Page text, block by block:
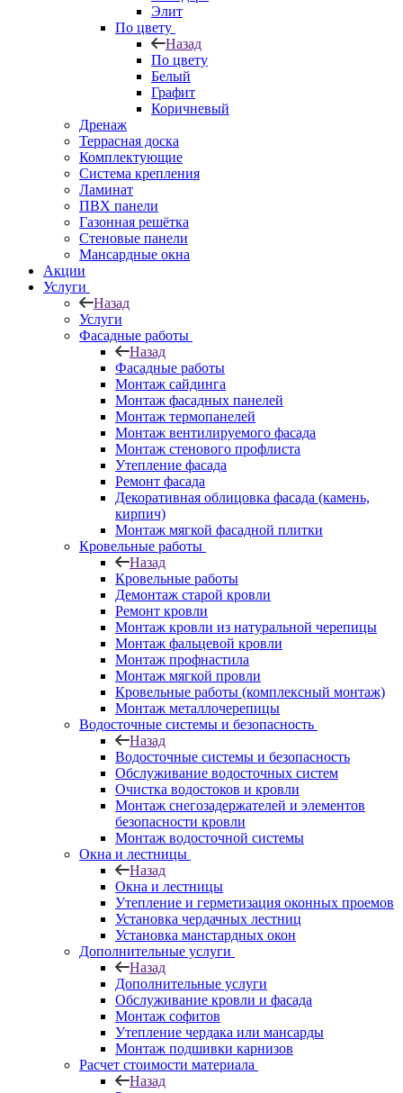
Элит
По цвету
Назад
По цвету
Белый
Графит
Коричневый
Дренаж
Террасная доска
Комплектующие
Система крепления
Ламинат
ПВХ панели
Газонная решётка
Стеновые панели
Мансардные окна
Акции
Услуги
Назад
Услуги
Фасадные работы
Назад
Фасадные работы
Монтаж сайдинга
Монтаж фасадных панелей
Монтаж термопанелей
Монтаж вентилируемого фасада
Монтаж стенового профлиста
Утепление фасада
Ремонт фасада
Декоративная облицовка фасада (камень,
кирпич)
Монтаж мягкой фасадной плитки
Кровельные работы
Назад
Кровельные работы
Демонтаж старой кровли
Ремонт кровли
Монтаж кровли из натуральной черепицы
Монтаж фальцевой кровли
Монтаж профнастила
Монтаж мягкой провли
Кровельные работы (комплексный монтаж)
Монтаж металлочерепицы
Водосточные системы и безопасность
Назад
Водосточные системы и безопасность
Обслуживание водосточных систем
Очистка водостоков и кровли
Монтаж снегозадержателей и элементов
безопасности кровли
Монтаж водосточной системы
Окна и лестницы
Назад
Окна и лестницы
Утепление и герметизация оконных проемов
Установка чердачных лестниц
Установка манстардных окон
Дополнительные услуги
Назад
Дополнительные услуги
Обслуживание кровли и фасада
Монтаж софитов
Утепление чердака или мансарды
Монтаж подшивки карнизов
Расчет стоимости материала
Назад